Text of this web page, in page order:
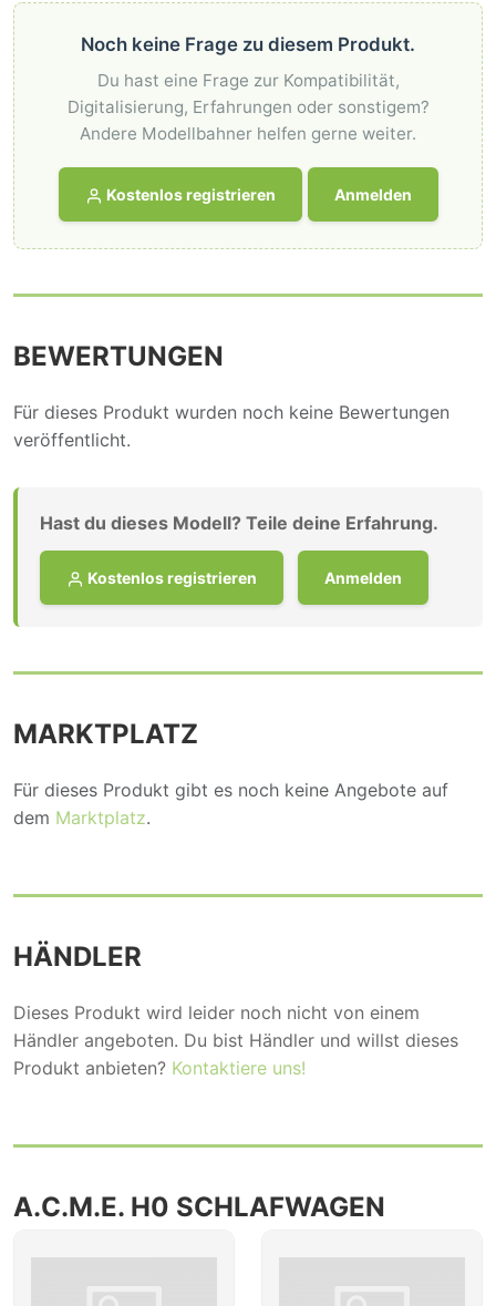
Noch keine Frage zu diesem Produkt.
Du hast eine Frage zur Kompatibilität,
Digitalisierung, Erfahrungen oder sonstigem?
Andere Modellbahner helfen gerne weiter.
Kostenlos registrieren Anmelden
BEWERTUNGEN
Für dieses Produkt wurden noch keine Bewertungen
veröffentlicht.
Hast du dieses Modell? Teile deine Erfahrung.
Kostenlos registrieren Anmelden
MARKTPLATZ
Für dieses Produkt gibt es noch keine Angebote auf
dem Marktplatz.
HÄNDLER
Dieses Produkt wird leider noch nicht von einem
Händler angeboten. Du bist Händler und willst dieses
Produkt anbieten? Kontaktiere uns!
A.C.M.E. H0 SCHLAFWAGEN